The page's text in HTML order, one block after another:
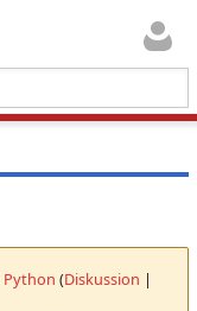
Python (Diskussion |